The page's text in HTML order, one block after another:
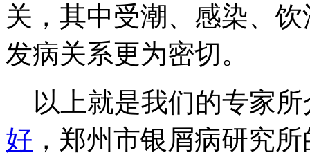
关，其中受潮、感染、
发病关系更为密切。
以上就是我们的专家所
好 ，郑州市银屑病研究